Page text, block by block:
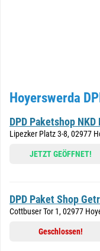
Hoyerswerda
DPD Paketshop
Lipezker Platz 3-8, 02977
JETZT GEÖFFNET!
DPD Paket Shop
Cottbuser Tor 1, 02977
Geschlossen!